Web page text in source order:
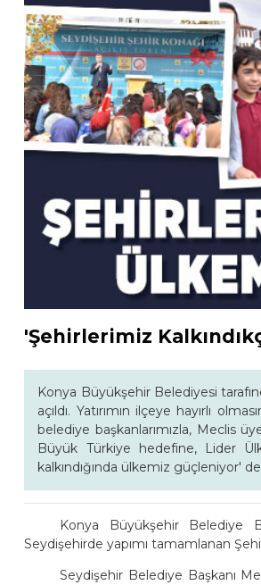
'Şehirlerimiz
Konya Büyükşehir Belediyesi
açıldı. Yatırımın ilçeye hayırlı
belediye başkanlarımızla, Meclis
Büyük Türkiye hedefine, Lider
kalkındığında ülkemiz güçleniyor'
Konya Büyükşehir Belediye
Seydişehirde yapımı tamamlanan
Seydişehir Belediye Başkanı